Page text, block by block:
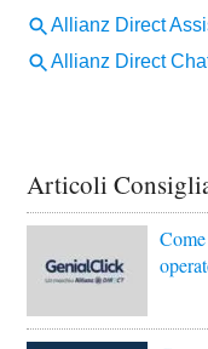
Articoli